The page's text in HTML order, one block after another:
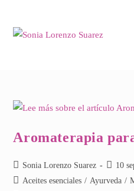
contenido
Aromaterapia
Autor
de
Sonia Lorenzo Suarez
de
10
Categoría
Aceites esenciales / Ayurveda /